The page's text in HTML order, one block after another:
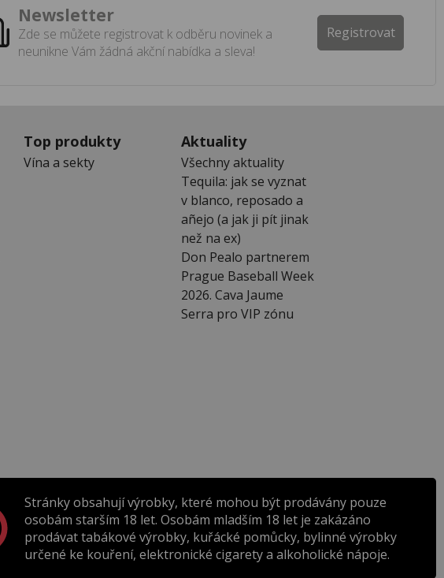
Newsletter
Zde se můžete registrovat k odběru novinek a
neunikne Vám žádná akční nabídka a sleva!
Registrovat
Top produkty
Vína a sekty
Aktuality
Všechny aktuality
Tequila: jak se vyznat
v blanco, reposado a
añejo (a jak ji pít jinak
než na ex)
Don Pealo partnerem
Prague Baseball Week
2026. Cava Jaume
Serra pro VIP zónu
Stránky obsahují výrobky, které mohou být prodávány pouze
osobám starším 18 let. Osobám mladším 18 let je zakázáno
prodávat tabákové výrobky, kuřácké pomůcky, bylinné výrobky
určené ke kouření, elektronické cigarety a alkoholické nápoje.